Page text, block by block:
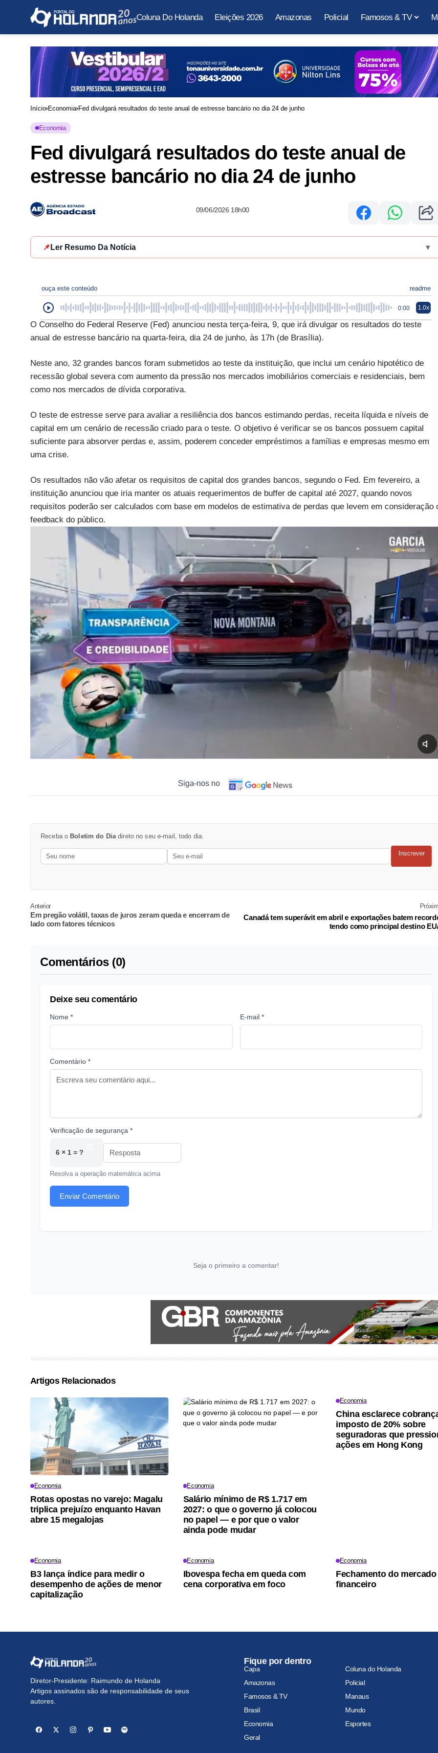
Coluna Do Holanda Eleições 2026 Amazonas Policial Famosos & TV
Início Economia Fed divulgará resultados do teste anual de estresse bancário no dia 24 de junho
Economia
Fed divulgará resultados do teste anual de
estresse bancário no dia 24 de junho
09/06/2026 18h00
📌 Ler Resumo Da Notícia ▾
ouça este conteúdo readme
0:00 1.0x
O Conselho do Federal Reserve (Fed) anunciou nesta terça-feira, 9, que irá divulgar os resultados do teste
anual de estresse bancário na quarta-feira, dia 24 de junho, às 17h (de Brasília).
Neste ano, 32 grandes bancos foram submetidos ao teste da instituição, que inclui um cenário hipotético de
recessão global severa com aumento da pressão nos mercados imobiliários comerciais e residenciais, bem
como nos mercados de dívida corporativa.
O teste de estresse serve para avaliar a resiliência dos bancos estimando perdas, receita líquida e níveis de
capital em um cenário de recessão criado para o teste. O objetivo é verificar se os bancos possuem capital
suficiente para absorver perdas e, assim, poderem conceder empréstimos a famílias e empresas mesmo em
uma crise.
Os resultados não vão afetar os requisitos de capital dos grandes bancos, segundo o Fed. Em fevereiro, a
instituição anunciou que iria manter os atuais requerimentos de buffer de capital até 2027, quando novos
requisitos poderão ser calculados com base em modelos de estimativa de perdas que levem em consideração
feedback do público.
Siga-nos no
Receba o Boletim do Diadireto no seu e-mail, todo dia.
Inscrever
Anterior
Em pregão volátil, taxas de juros zeram queda e encerram de
lado com fatores técnicos
Canadá tem superávit em abril e exportações batem
tendo como principal destino
Comentários (0)
Deixe seu comentário
Nome * E-mail *
Comentário *
Verificação de segurança *
6 × 1 = ?
Resolva a operação matemática acima
Enviar Comentário
Seja o primeiro a comentar!
Artigos Relacionados
Economia
Rotas opostas no varejo: Magalu
triplica prejuízo enquanto Havan
abre 15 megalojas
Economia
Salário mínimo de R$ 1.717 em
2027: o que o governo já colocou
no papel — e por que o valor
ainda pode mudar
Economia
China esclarece
imposto de 20% sobre
seguradoras que
ações em Hong Kong
Economia
B3 lança índice para medir o
desempenho de ações de menor
capitalização
Economia
Ibovespa fecha em queda com
cena corporativa em foco
Economia
Fechamento do mercado
financeiro
Diretor-Presidente: Raimundo de Holanda
Artigos assinados são de responsabilidade de seus
autores.
Fique por dentro
Capa
Coluna do Holanda
Amazonas
Policial
Famosos & TV
Manaus
Brasil
Mundo
Economia
Esportes
Geral